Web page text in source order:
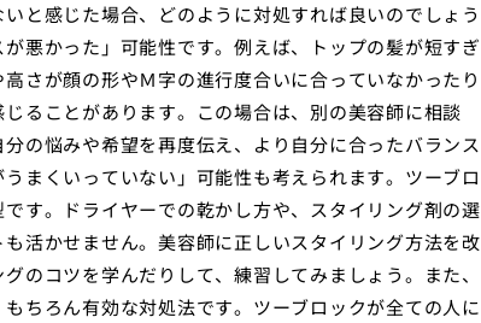
と感じた場合、どのように対処すれば良いのでしょう
悪かった」可能性です。例えば、トップの髪が短すぎ
さが顔の形やＭ字の進行度合いに合っていなかったり
ることがあります。この場合は、別の美容師に相談
の悩みや希望を再度伝え、より自分に合ったバランス
まくいっていない」可能性も考えられます。ツーブロ
す。ドライヤーでの乾かし方や、スタイリング剤の選
活かせません。美容師に正しいスタイリング方法を改
のコツを学んだりして、練習してみましょう。また、
ちろん有効な対処法です。ツーブロックが全ての人に